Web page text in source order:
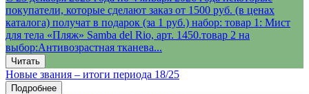
покупатели, которые сделают заказ от 1500 руб. (в ценах
каталога) получат в подарок (за 1 руб.) набор: товар 1: Мист
для тела «Пляж» Samba del Rio, арт. 1450.товар 2 на
выбор:Антивозрастная тканева...
Читать
Новые звания – итоги периода 18/25
Подробнее